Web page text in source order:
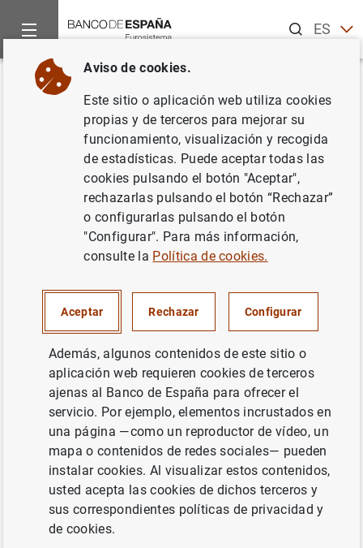
ESEN
Inicio Novedades
Volver
Día de la Mujer
Blog/Podcast
cristal?
progreso
profesional
de las
mujeres
Blog del Banco de España. Soledad Núñez
Laura Hospido
Aviso de cookies.
Este sitio o aplicación web utiliza cookies
propias y de terceros para mejorar su
funcionamiento, visualización y recogida
de estadísticas. Puede aceptar todas las
cookies pulsando el botón "Aceptar",
rechazarlas pulsando el botón “Rechazar”
o configurarlas pulsando el botón
"Configurar". Para más información,
consulte la Política de cookies.
Aceptar Rechazar Configurar
Además, algunos contenidos de este sitio o
aplicación web requieren cookies de terceros
ajenas al Banco de España para ofrecer el
servicio. Por ejemplo, elementos incrustados en
una página —como un reproductor de vídeo, un
mapa o contenidos de redes sociales— pueden
instalar cookies. Al visualizar estos contenidos,
usted acepta las cookies de dichos terceros y
sus correspondientes políticas de privacidad y
de cookies.